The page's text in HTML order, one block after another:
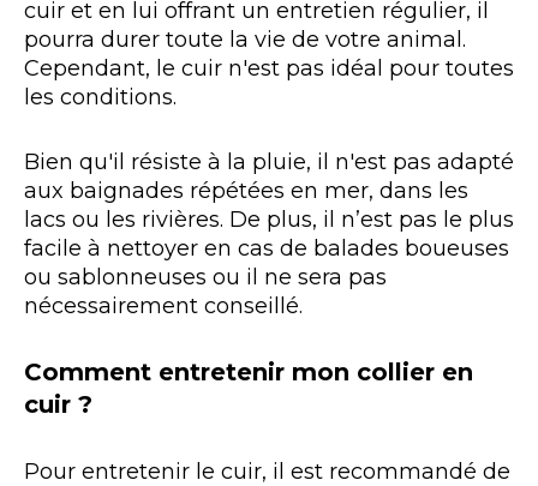
cuir et en lui offrant un entretien régulier, il
pourra durer toute la vie de votre animal.
Cependant, le cuir n'est pas idéal pour toutes
les conditions.
Bien qu'il résiste à la pluie, il n'est pas adapté
aux baignades répétées en mer, dans les
lacs ou les rivières. De plus, il n’est pas le plus
facile à nettoyer en cas de balades boueuses
ou sablonneuses ou il ne sera pas
nécessairement conseillé.
Comment entretenir mon collier en
cuir ?
Pour entretenir le cuir, il est recommandé de